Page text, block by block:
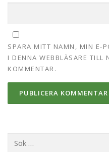
SPARA MITT NAMN, MIN E-
I DENNA WEBBLÄSARE TILL
KOMMENTAR.
efter: